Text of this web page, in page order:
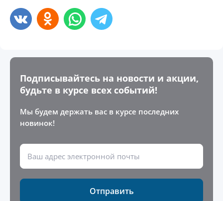
Подписывайтесь на новости и акции,
будьте в курсе всех событий!
Мы будем держать вас в курсе последних
новинок!
Отправить